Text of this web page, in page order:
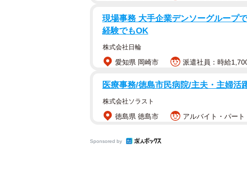
現場事務 大手企業デンソーグループ
経験でもOK
株式会社日輪
愛知県 岡崎市 派遣社員：時給
医療事務/徳島市民病院/主夫・主婦活
株式会社ソラスト
徳島県 徳島市 アルバイト・パー
Sponsored by